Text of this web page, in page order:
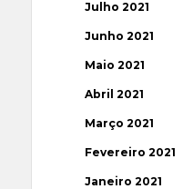
Julho 2021
Junho 2021
Maio 2021
Abril 2021
Março 2021
Fevereiro 2021
Janeiro 2021